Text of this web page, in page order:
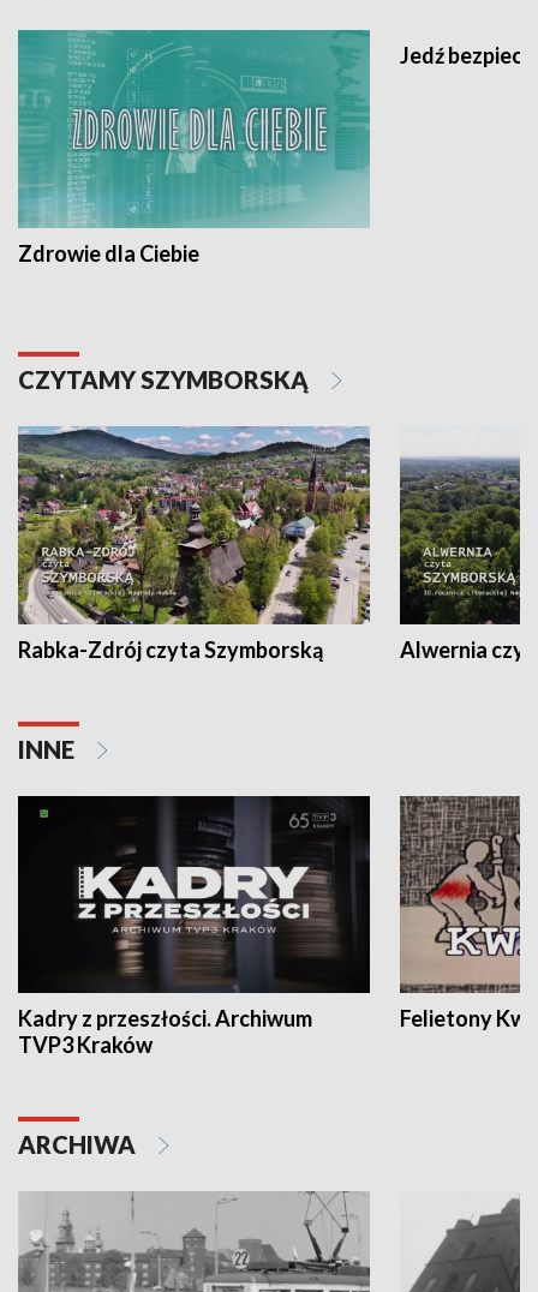
Zdrowie dla Ciebie
Jedź
CZYTAMY SZYMBORSKĄ
Rabka-Zdrój czyta Szymborską Alwernia
INNE
Kadry z przeszłości. Archiwum
TVP3 Kraków
Felietony
ARCHIWA